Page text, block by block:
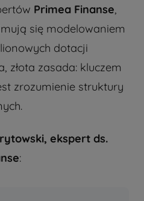
Primea Finanse,
się modelowaniem
dotacji
złota zasada: kluczem
zrozumienie struktury
ekspert ds.
: